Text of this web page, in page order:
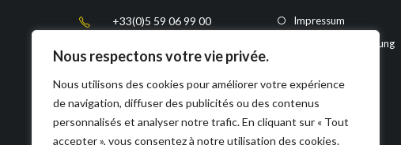
Nous respectons votre vie privée.
Nous utilisons des cookies pour améliorer votre expérience
de navigation, diffuser des publicités ou des contenus
personnalisés et analyser notre trafic. En cliquant sur « Tout
accepter », vous consentez à notre utilisation des cookies.
+33(0)5 59 06 99 00
sales@aet.fr
https://www.aet.fr/
Impressum
Datenschutzerklärung